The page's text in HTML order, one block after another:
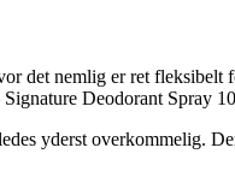
det nemlig er ret fleksibelt
Deodorant Spray
yderst overkommelig.